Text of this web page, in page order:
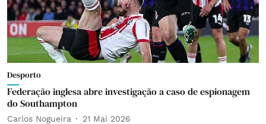
Desporto
Federação inglesa abre investigação a caso de espionagem
do Southampton
Carlos Nogueira 21 Mai 2026